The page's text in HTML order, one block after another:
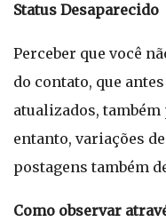
Status Desaparecido
Perceber que você
do contato, que
atualizados, também
entanto, variações
postagens também
Como observar